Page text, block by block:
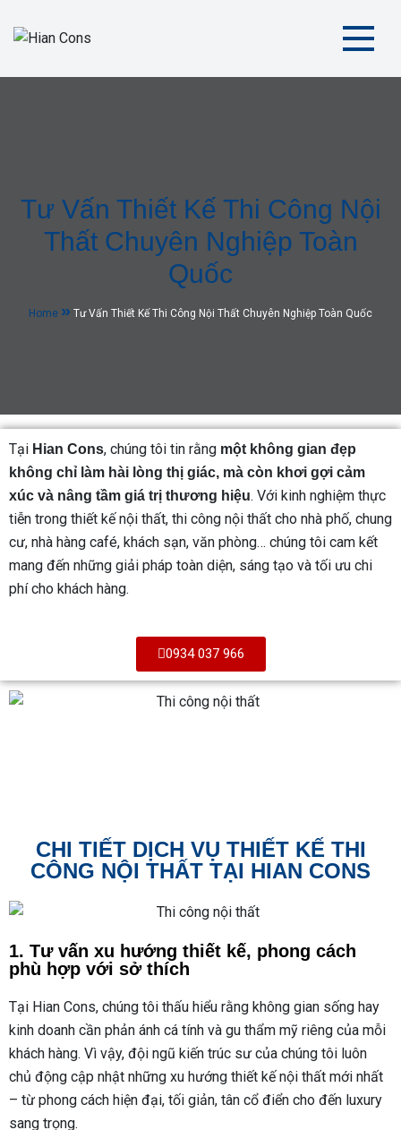
Hian Cons
Tư Vấn Thiết Kế Thi Công Nội
Thất Chuyên Nghiệp Toàn
Quốc
Home Tư Vấn Thiết Kế Thi Công Nội Thất Chuyên Nghiệp Toàn Quốc
Tại Hian Cons, chúng tôi tin rằng một không gian đẹp
không chỉ làm hài lòng thị giác, mà còn khơi gợi cảm
xúc và nâng tầm giá trị thương hiệu. Với kinh nghiệm thực
tiễn trong thiết kế nội thất, thi công nội thất cho nhà phố, chung
cư, nhà hàng café, khách sạn, văn phòng… chúng tôi cam kết
mang đến những giải pháp toàn diện, sáng tạo và tối ưu chi
phí cho khách hàng.
0934 037 966
CHI TIẾT DỊCH VỤ THIẾT KẾ THI
CÔNG NỘI THẤT TẠI HIAN CONS
1. Tư vấn xu hướng thiết kế, phong cách
phù hợp với sở thích
Tại Hian Cons, chúng tôi thấu hiểu rằng không gian sống hay
kinh doanh cần phản ánh cá tính và gu thẩm mỹ riêng của mỗi
khách hàng. Vì vậy, đội ngũ kiến trúc sư của chúng tôi luôn
chủ động cập nhật những xu hướng thiết kế nội thất mới nhất
– từ phong cách hiện đại, tối giản, tân cổ điển cho đến luxury
sang trọng.